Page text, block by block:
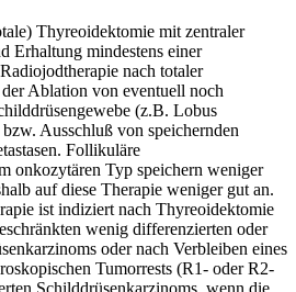
Thyreoidektomie mit zentraler
Erhaltung mindestens einer
nach totaler
Ablation von eventuell noch
(z.B. Lobus
Ausschluß von speichernden
Follikuläre
onkozytären Typ speichern weniger
auf diese Therapie weniger gut an.
ist indiziert nach Thyreoidektomie
wenig differenzierten oder
oder nach Verbleiben eines
Tumorrests (R1- oder R2-
Schilddrüsenkarzinoms, wenn die